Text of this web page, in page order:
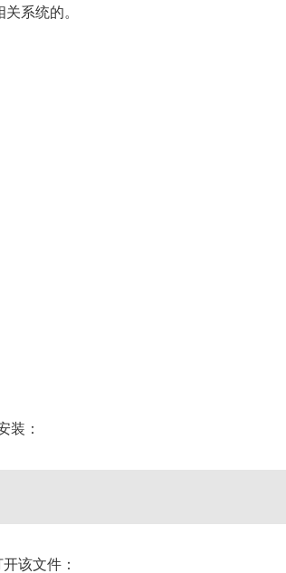
系统的。
装：
该文件：